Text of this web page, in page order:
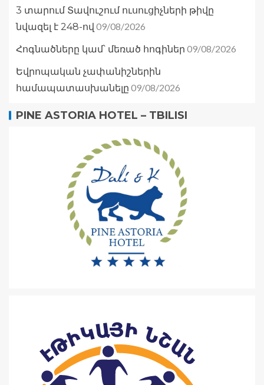
3 տարում Տավուշում ուսուցիչների թիվը
նվազել է 248-ով 09/08/2026
Հոգնածները կամ՝ մեռած հոգիներ 09/08/2026
Եվրոպական չափանիշներին
համապատասխանելը 09/08/2026
PINE ASTORIA HOTEL – TBILISI